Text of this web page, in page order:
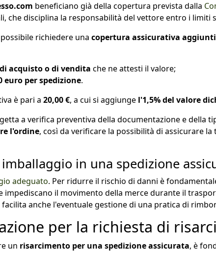
beneficiano già della copertura prevista dalla
che disciplina la responsabilità del vettore entro i limiti
richiedere una copertura assicurativa
acquisto o di vendita che ne attesti il valore;
euro per spedizione.
è pari a 20,00 €, a cui si aggiunge l'1,5% del valore
a verifica preventiva della documentazione e della
l'ordine, così da verificare la possibilità di assicurare
in una spedizione
adeguato. Per ridurre il rischio di danni è
il movimento della merce durante il
anche l'eventuale gestione di una pratica di
per la richiesta di
un risarcimento per una spedizione assicurata, è